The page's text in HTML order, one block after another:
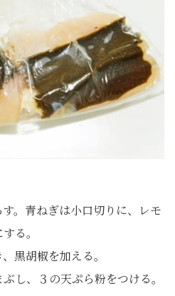
。青ねぎは小口切りに、レモ
る。
黒胡椒を加える。
し、３の天ぷら粉をつける。